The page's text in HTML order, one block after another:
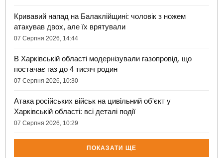
Кривавий напад на Балаклійщині: чоловік з ножем
атакував двох, але їх врятували
07 Серпня 2026, 14:44
В Харківській області модернізували газопровід, що
постачає газ до 4 тисяч родин
07 Серпня 2026, 10:30
Атака російських військ на цивільний об'єкт у
Харківській області: всі деталі події
07 Серпня 2026, 10:29
ПОКАЗАТИ ЩЕ